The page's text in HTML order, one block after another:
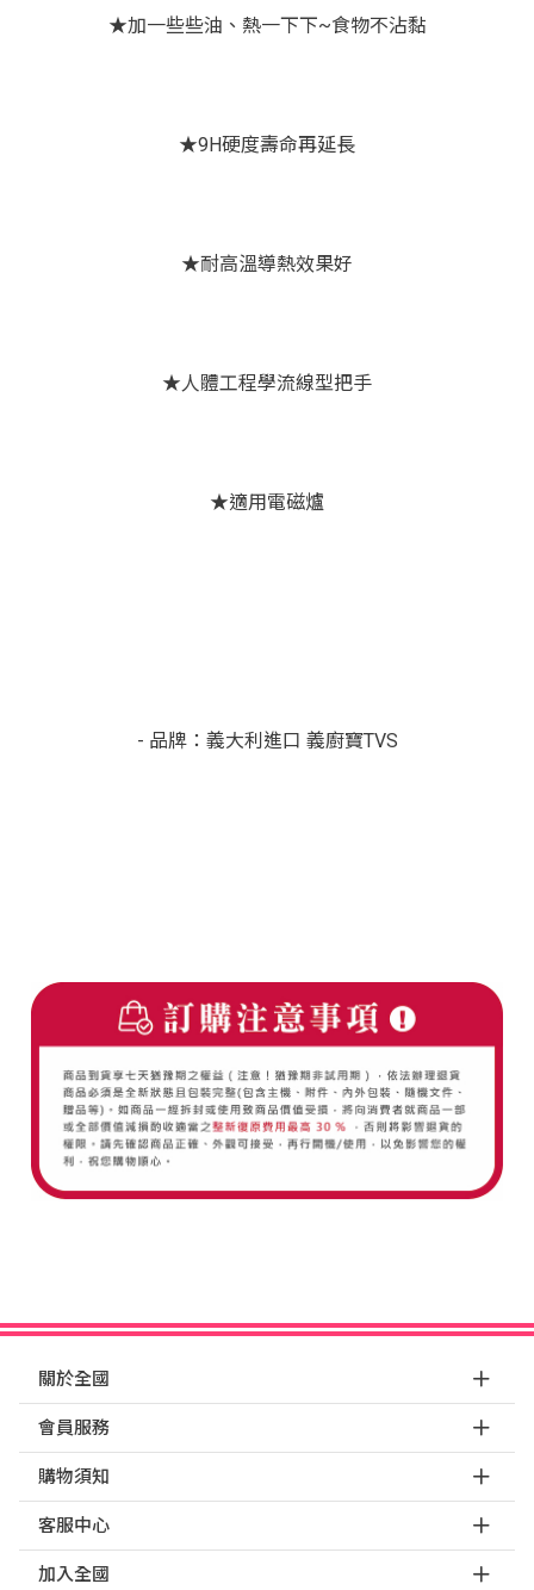
★加一些些油、熱一下下~食物不沾黏
★9H硬度壽命再延長
★耐高溫導熱效果好
★人體工程學流線型把手
★適用電磁爐
- 品牌：義大利進口 義廚寶TVS
關於全國
會員服務
購物須知
客服中心
加入全國